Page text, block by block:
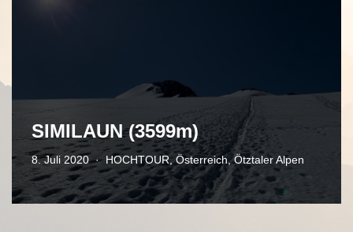
SIMILAUN (3599m)
8. Juli 2020 HOCHTOUR,Österreich,Ötztaler Alpen